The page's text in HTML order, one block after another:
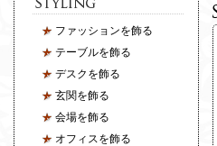
ファッションを飾る
テーブルを飾る
デスクを飾る
玄関を飾る
会場を飾る
オフィスを飾る